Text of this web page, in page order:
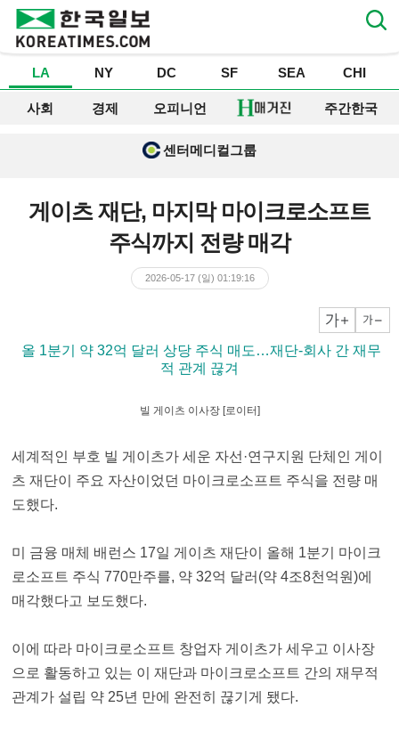
LA NY DC SF SEA CHI
사회 경제 오피니언 주간한국
센터메디컬그룹
게이츠 재단, 마지막 마이크로소프트
주식까지 전량 매각
2026-05-17 (일) 01:19:16
적 관계 끊겨
빌 게이츠 이사장 [로이터]
세계적인 부호 빌 게이츠가 세운 자선·연구지원 단체인 게이
츠 재단이 주요 자산이었던 마이크로소프트 주식을 전량 매
도했다.
미 금융 매체 배런스 17일 게이츠 재단이 올해 1분기 마이크
로소프트 주식 770만주를, 약 32억 달러(약 4조8천억원)에
매각했다고 보도했다.
이에 따라 마이크로소프트 창업자 게이츠가 세우고 이사장
으로 활동하고 있는 이 재단과 마이크로소프트 간의 재무적
관계가 설립 약 25년 만에 완전히 끊기게 됐다.